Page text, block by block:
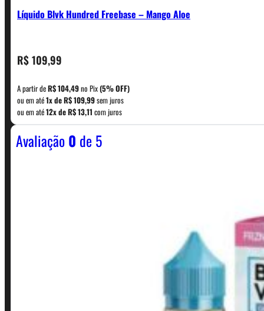
Líquido Blvk Hundred Freebase – Mango Aloe
R$109,99
A partir deR$104,49no Pix(5% OFF)
ou em até1x deR$109,99sem juros
ou em até12x deR$13,11 com juros
Avaliação0 de 5
CONTATO
WhatsApp: (11) 5229-0120
Horário: Política de Horario e Fretes